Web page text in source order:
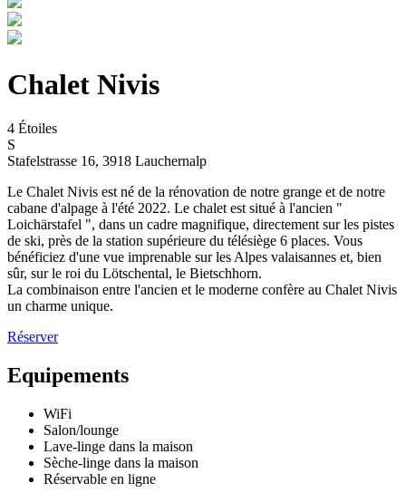
Chalet Nivis
4 Étoiles
S
Stafelstrasse 16, 3918 Lauchernalp
Le Chalet Nivis est né de la rénovation de notre grange et de notre
cabane d'alpage à l'été 2022. Le chalet est situé à l'ancien "
Loichärstafel ", dans un cadre magnifique, directement sur les pistes
de ski, près de la station supérieure du télésiège 6 places. Vous
bénéficiez d'une vue imprenable sur les Alpes valaisannes et, bien
sûr, sur le roi du Lötschental, le Bietschhorn.
La combinaison entre l'ancien et le moderne confère au Chalet Nivis
un charme unique.
Réserver
Equipements
WiFi
Salon/lounge
Lave-linge dans la maison
Sèche-linge dans la maison
Réservable en ligne